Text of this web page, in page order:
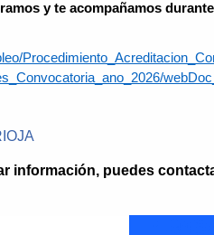
y te acompañamos
información, puedes